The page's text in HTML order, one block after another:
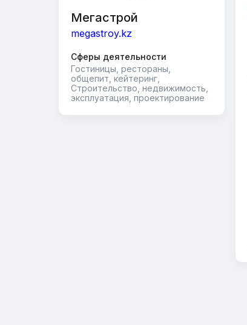
Мегастрой
megastroy.kz
Сферы деятельности
Гостиницы, рестораны,
общепит, кейтеринг,
Строительство, недвижимость,
эксплуатация, проектирование